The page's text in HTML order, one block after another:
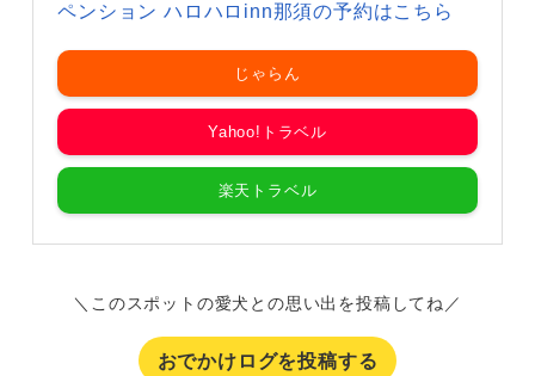
ペンション ハロハロinn那須の予約はこちら
じゃらん
Yahoo!トラベル
楽天トラベル
＼このスポットの愛犬との思い出を投稿してね／
おでかけログを投稿する